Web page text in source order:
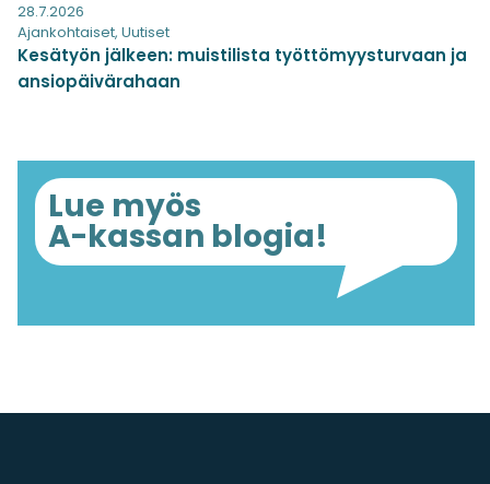
28.7.2026
Ajankohtaiset, Uutiset
Kesätyön jälkeen: muistilista työttömyysturvaan ja
ansiopäivärahaan
Lue myös
A-kassan blogia!